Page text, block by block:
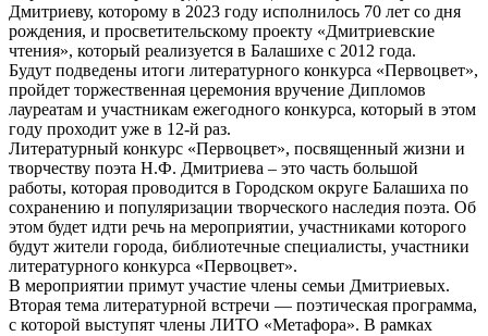
Дмитриеву, которому в 2023 году исполнилось 70 лет со дня
рождения, и просветительскому проекту «Дмитриевские
чтения», который реализуется в Балашихе с 2012 года.
Будут подведены итоги литературного конкурса «Первоцвет»,
пройдет торжественная церемония вручение Дипломов
лауреатам и участникам ежегодного конкурса, который в этом
году проходит уже в 12-й раз.
Литературный конкурс «Первоцвет», посвященный жизни и
творчеству поэта Н.Ф. Дмитриева – это часть большой
работы, которая проводится в Городском округе Балашиха по
сохранению и популяризации творческого наследия поэта. Об
этом будет идти речь на мероприятии, участниками которого
будут жители города, библиотечные специалисты, участники
литературного конкурса «Первоцвет».
В мероприятии примут участие члены семьи Дмитриевых.
Вторая тема литературной встречи — поэтическая программа,
с которой выступят члены ЛИТО «Метафора». В рамках